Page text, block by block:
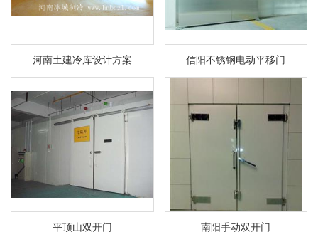
河南土建冷库设计方案 信阳不锈钢电动平移门
平顶山双开门 南阳手动双开门